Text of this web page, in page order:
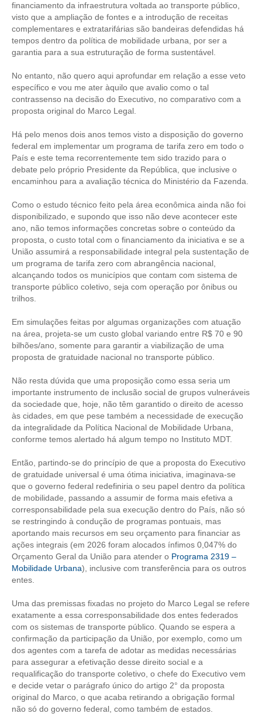
PISO SALARIAL
FIQUE POR DENTRO
OPORTUNIDADES
APRESENTAÇÃO
AUTÔNOMOS E SERVIÇOS
NEWSLETTER
GUIA DAS ENGENHARIAS
CONTATO
CURSOS
ENGENHEIRO EMPREENDEDOR
SEESP EDUCAÇÃO
PLATAFORMAS GRATUITAS
BENEFÍCIOS
CONVÊNIOS
PLANO DE SAÚDE
SEESPPREV
CONSÓRCIOS
CAMPANHAS SALARIAIS
COMUNICAÇÃO
PALAVRA DO MURILO
NOTÍCIAS
CONTEÚDO ESPECIAL
JORNAL DO ENGENHEIRO
AGENDA
SEESP NOTÍCIAS
NOTÍCIAS NO WHATSAPP
FOTOS
financiamento da infraestrutura voltada ao transporte público,
visto que a ampliação de fontes e a introdução de receitas
complementares e extratarifárias são bandeiras defendidas há
tempos dentro da política de mobilidade urbana, por ser a
garantia para a sua estruturação de forma sustentável.
No entanto, não quero aqui aprofundar em relação a esse veto
específico e vou me ater àquilo que avalio como o tal
contrassenso na decisão do Executivo, no comparativo com a
proposta original do Marco Legal.
Há pelo menos dois anos temos visto a disposição do governo
federal em implementar um programa de tarifa zero em todo o
País e este tema recorrentemente tem sido trazido para o
debate pelo próprio Presidente da República, que inclusive o
encaminhou para a avaliação técnica do Ministério da Fazenda.
Como o estudo técnico feito pela área econômica ainda não foi
disponibilizado, e supondo que isso não deve acontecer este
ano, não temos informações concretas sobre o conteúdo da
proposta, o custo total com o financiamento da iniciativa e se a
União assumirá a responsabilidade integral pela sustentação de
um programa de tarifa zero com abrangência nacional,
alcançando todos os municípios que contam com sistema de
transporte público coletivo, seja com operação por ônibus ou
trilhos.
Em simulações feitas por algumas organizações com atuação
na área, projeta-se um custo global variando entre R$ 70 e 90
bilhões/ano, somente para garantir a viabilização de uma
proposta de gratuidade nacional no transporte público.
Não resta dúvida que uma proposição como essa seria um
importante instrumento de inclusão social de grupos vulneráveis
da sociedade que, hoje, não têm garantido o direito de acesso
às cidades, em que pese também a necessidade de execução
da integralidade da Política Nacional de Mobilidade Urbana,
conforme temos alertado há algum tempo no Instituto MDT.
Então, partindo-se do princípio de que a proposta do Executivo
de gratuidade universal é uma ótima iniciativa, imaginava-se
que o governo federal redefiniria o seu papel dentro da política
de mobilidade, passando a assumir de forma mais efetiva a
corresponsabilidade pela sua execução dentro do País, não só
se restringindo à condução de programas pontuais, mas
aportando mais recursos em seu orçamento para financiar as
ações integrais (em 2026 foram alocados ínfimos 0,047% do
Orçamento Geral da União para atender o Programa 2319 –
Mobilidade Urbana), inclusive com transferência para os outros
entes.
Uma das premissas fixadas no projeto do Marco Legal se refere
exatamente a essa corresponsabilidade dos entes federados
com os sistemas de transporte público. Quando se espera a
confirmação da participação da União, por exemplo, como um
dos agentes com a tarefa de adotar as medidas necessárias
para assegurar a efetivação desse direito social e a
requalificação do transporte coletivo, o chefe do Executivo vem
e decide vetar o parágrafo único do artigo 2° da proposta
original do Marco, o que acaba retirando a obrigação formal
não só do governo federal, como também de estados.